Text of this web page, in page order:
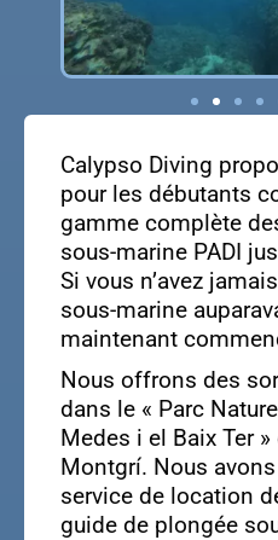
Calypso Diving
pour les débutants
gamme complète
sous-marine PADI
Si vous n’avez
sous-marine
maintenant
Nous offrons des
dans le « Parc
Medes i el Baix Ter
Montgrí. Nous
service de location
guide de plongée